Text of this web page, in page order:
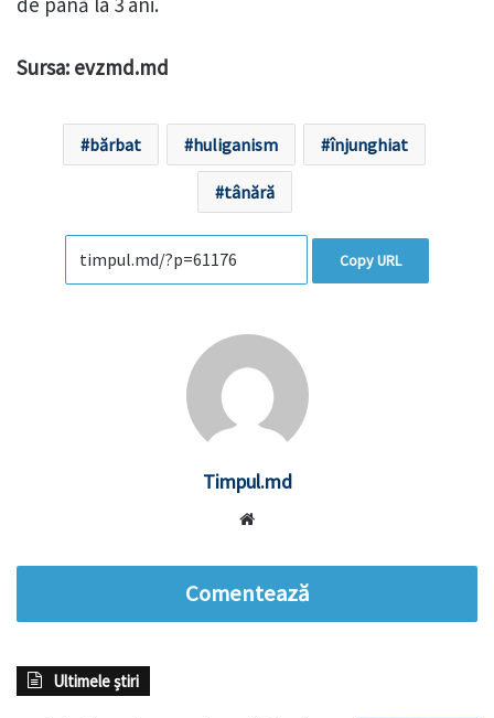
Sursa: evzmd.md
bărbat huliganism înjunghiat
tânără
Copy URL
Timpul.md
Comentează
Ultimele știri